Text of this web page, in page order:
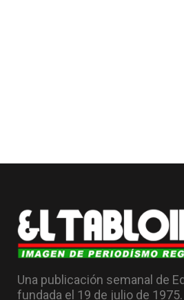
Una publicación semanal de
fundada el 19 de julio de 1975.